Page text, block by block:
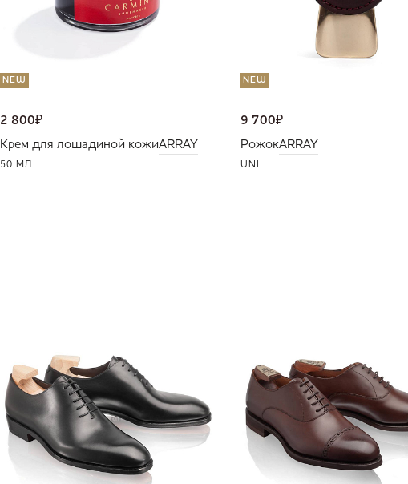
NEW
2 800₽
Крем для лошадиной кожиARRAY
50 МЛ
NEW
9 700₽
РожокARRAY
UNI